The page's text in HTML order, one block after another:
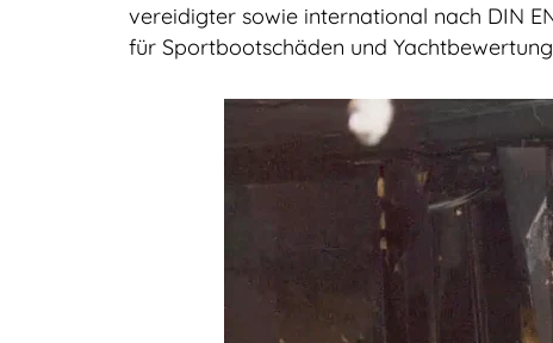
vereidigter sowie international nach DIN
für Sportbootschäden und